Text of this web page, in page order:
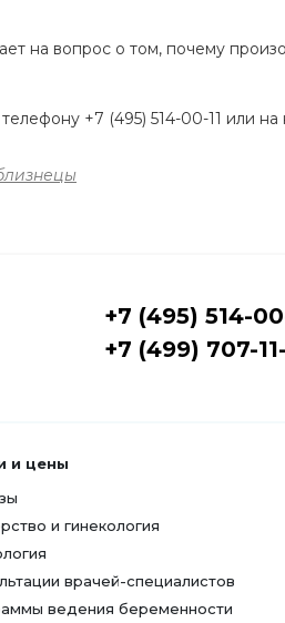
на вопрос о том, почему
+7 (495) 514-00-11 или
+7 (495) 514-
+7 (499) 707-
и цены
и гинекология
врачей-специалистов
ведения беременности